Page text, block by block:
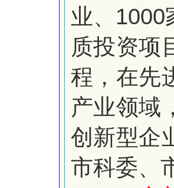
业、 1000
质投资项
程，在先
产业领域
创新型企
市科委、